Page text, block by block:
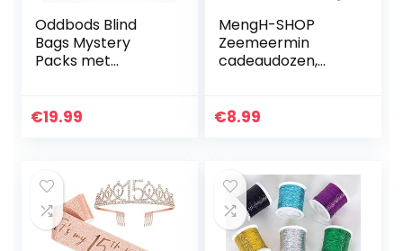
Oddbods Blind
Bags Mystery
Packs met
verrassingsminifigu
€19.99
MengH-SHOP
Zeemeermin
cadeaudozen,
cadeautjes,
n…
€8.99